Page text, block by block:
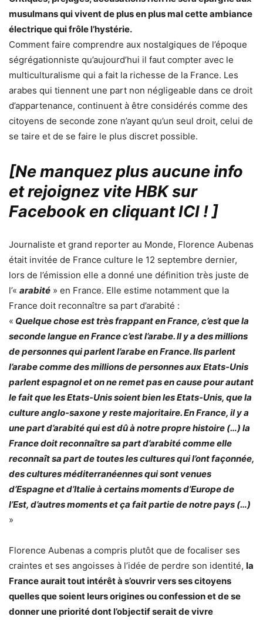
musulmans qui vivent de plus en plus mal cette ambiance
électrique qui frôle l’hystérie.
Comment faire comprendre aux nostalgiques de l’époque
ségrégationniste qu’aujourd’hui il faut compter avec le
multiculturalisme qui a fait la richesse de la France. Les
arabes qui tiennent une part non négligeable dans ce droit
d’appartenance, continuent à être considérés comme des
citoyens de seconde zone n’ayant qu’un seul droit, celui de
se taire et de se faire le plus discret possible.
[Ne manquez plus aucune info
et rejoignez vite HBK sur
Facebook en cliquant ICI !]
Journaliste et grand reporter au Monde, Florence Aubenas
était invitée de France culture le 12 septembre dernier,
lors de l’émission elle a donné une définition très juste de
l’« arabité » en France. Elle estime notamment que la
France doit reconnaître sa part d’arabité :
« Quelque chose est très frappant en France, c’est que la
seconde langue en France c’est l’arabe. Il y a des millions
de personnes qui parlent l’arabe en France. Ils parlent
l’arabe comme des millions de personnes aux Etats-Unis
parlent espagnol et on ne remet pas en cause pour autant
le fait que les Etats-Unis soient bien les Etats-Unis, que la
culture anglo-saxone y reste majoritaire. En France, il y a
une part d’arabité qui est dû à notre propre histoire (…) la
France doit reconnaître sa part d’arabité comme elle
reconnaît sa part de toutes les cultures qui l’ont façonnée,
des cultures méditerranéennes qui sont venues
d’Espagne et d’Italie à certains moments d’Europe de
l’Est, d’autres moments et ça fait partie de notre pays (…)
»
Florence Aubenas a compris plutôt que de focaliser ses
craintes et ses angoisses à l’idée de perdre son identité, la
France aurait tout intérêt à s’ouvrir vers ses citoyens
quelles que soient leurs origines ou confession et de se
donner une priorité dont l’objectif serait de vivre